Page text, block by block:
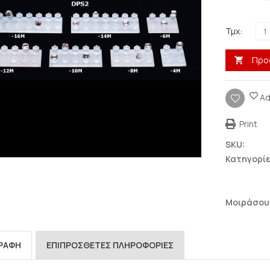
Σταντ για σκουλαρίκια
Σταντ για βραχιόλια-
αλυσίδες-ρολόγια
Σταντ για Ζώνες
Πολλαπλά σταντ
Μονά & διπλά σταντ
Τσάντες
Βάσεις κλιμακωτές &
Τμχ:
Print
SKU:
ΕΠΙΠΡΌΣΘΕΤΕΣ ΠΛΗΡΟΦΟΡΊΕΣ